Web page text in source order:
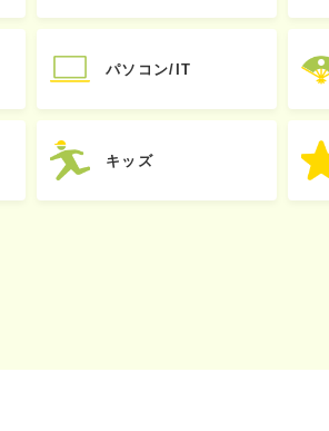
パソコン/IT
キッズ